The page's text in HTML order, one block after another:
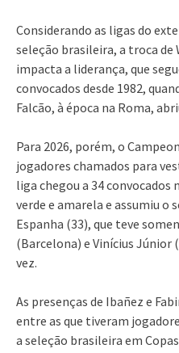
Considerando as ligas do
seleção brasileira, a troca de
impacta a liderança, que
convocados desde 1982,
Falcão, à época na Roma,
Para 2026, porém, o
jogadores chamados para
liga chegou a 34
verde e amarela e assumiu o
Espanha (33), que teve
(Barcelona) e Vinícius Júnior
vez.
As presenças de Ibañez e
entre as que tiveram
a seleção brasileira em